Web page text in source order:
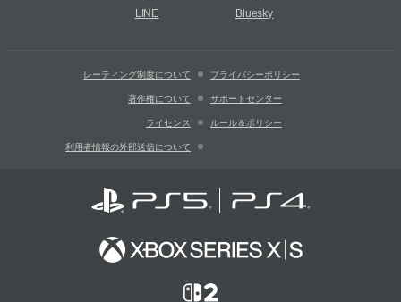
LINE Bluesky
レーティング制度について プライバシーポリシー
著作権について サポートセンター
ライセンス ルール＆ポリシー
利用者情報の外部送信について